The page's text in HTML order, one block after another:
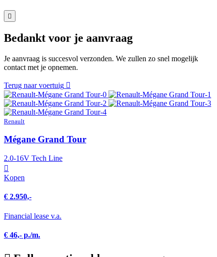
Bedankt voor je aanvraag
Je aanvraag is succesvol verzonden. We zullen zo snel mogelijk
contact met je opnemen.
Terug naar voertuig
Renault
Mégane Grand Tour
2.0-16V Tech Line
Kopen
€ 2.950,-
Financial lease v.a.
€ 46,- p./m.